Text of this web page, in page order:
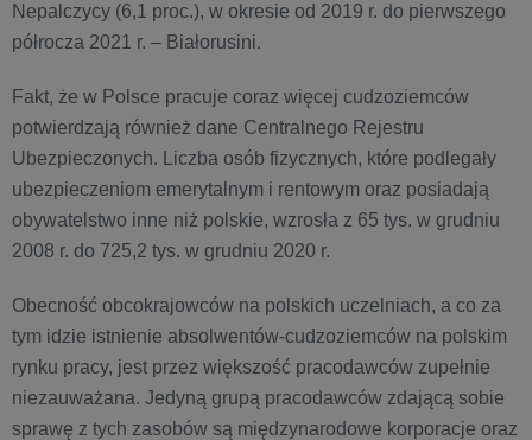
Nepalczycy (6,1 proc.), w okresie od 2019 r. do pierwszego
półrocza 2021 r. – Białorusini.
Fakt, że w Polsce pracuje coraz więcej cudzoziemców
potwierdzają również dane Centralnego Rejestru
Ubezpieczonych. Liczba osób fizycznych, które podlegały
ubezpieczeniom emerytalnym i rentowym oraz posiadają
obywatelstwo inne niż polskie, wzrosła z 65 tys. w grudniu
2008 r. do 725,2 tys. w grudniu 2020 r.
Obecność obcokrajowców na polskich uczelniach, a co za
tym idzie istnienie absolwentów-cudzoziemców na polskim
rynku pracy, jest przez większość pracodawców zupełnie
niezauważana. Jedyną grupą pracodawców zdającą sobie
sprawę z tych zasobów są międzynarodowe korporacje oraz